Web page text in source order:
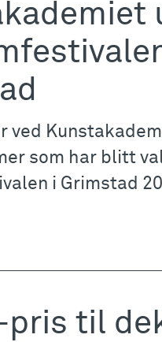
ved
som har blitt
i Grimstad
pris til